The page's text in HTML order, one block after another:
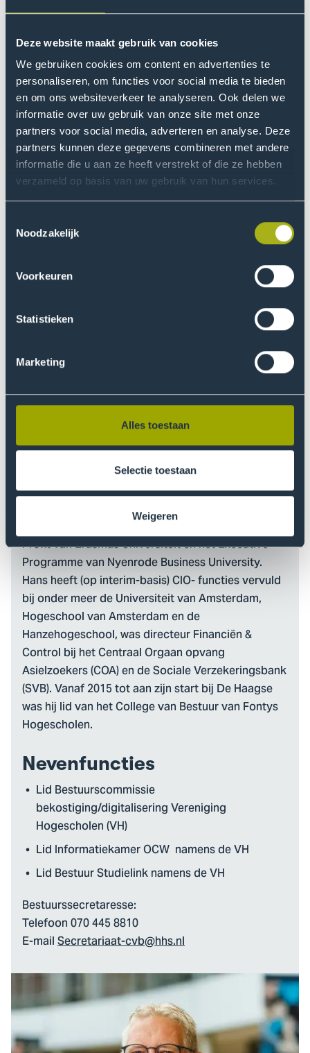
Deze website maakt gebruik van cookies
We gebruiken cookies om content en advertenties te
personaliseren, om functies voor social media te bieden
en om ons websiteverkeer te analyseren. Ook delen we
informatie over uw gebruik van onze site met onze
partners voor social media, adverteren en analyse. Deze
partners kunnen deze gegevens combineren met andere
informatie die u aan ze heeft verstrekt of die ze hebben
verzameld op basis van uw gebruik van hun services.
Noodzakelijk
Voorkeuren
Statistieken
Marketing
Alles toestaan
Selectie toestaan
Weigeren
H. (Hans) Nederlof RC, lid
Hans Nederlof is per 21 augustus 2023 gestart als
lid van het College van Bestuur van De Haagse, met
Hans is een sprekend voorbeeld van Leven Lang
Ontwikkelen, hij combineert werken en leren al zijn
hele leven. Zo heeft hij in 1992 het Staat
Praktijkdiploma Bedrijfsadministratie behaald, o.a.
gevolgd door het Hoger Financieel Administratief
Management (HOFAM), het postdoctorale
programma Registercontroller – specialisatie Non-
Profit van Erasmus Universiteit en het Executive
Programme van Nyenrode Business University.
Hans heeft (op interim-basis) CIO- functies vervuld
bij onder meer de Universiteit van Amsterdam,
Hogeschool van Amsterdam en de
Hanzehogeschool, was directeur Financiën &
Control bij het Centraal Orgaan opvang
Asielzoekers (COA) en de Sociale Verzekeringsbank
(SVB). Vanaf 2015 tot aan zijn start bij De Haagse
was hij lid van het College van Bestuur van Fontys
Hogescholen.
Nevenfuncties
Lid Bestuurscommissie
bekostiging/digitalisering Vereniging
Hogescholen (VH)
Lid Informatiekamer OCW namens de VH
Lid Bestuur Studielink namens de VH
Bestuurssecretaresse:
Telefoon 070 445 8810
E-mailSecretariaat-cvb@hhs.nl